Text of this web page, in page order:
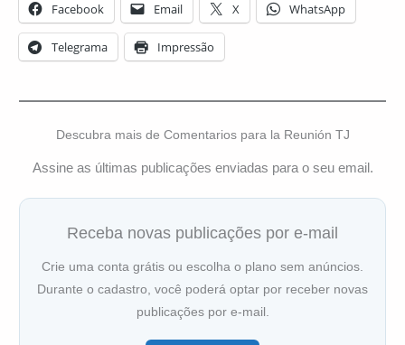
Facebook Email X WhatsApp
Telegrama Impressão
Descubra mais de Comentarios para la Reunión TJ
Assine as últimas publicações enviadas para o seu email.
Receba novas publicações por e-mail
Crie uma conta grátis ou escolha o plano sem anúncios.
Durante o cadastro, você poderá optar por receber novas
publicações por e-mail.